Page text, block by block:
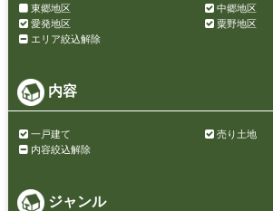
東郷地区
中郷地区
愛発地区
粟野地区
エリア絞込解除
内容
一戸建て
売り土地
内容絞込解除
ジャンル